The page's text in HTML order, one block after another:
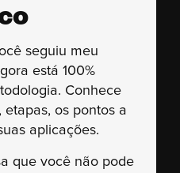
seguiu meu
está 100%
Conhece
etapas, os pontos a
aplicações.
que você não pode